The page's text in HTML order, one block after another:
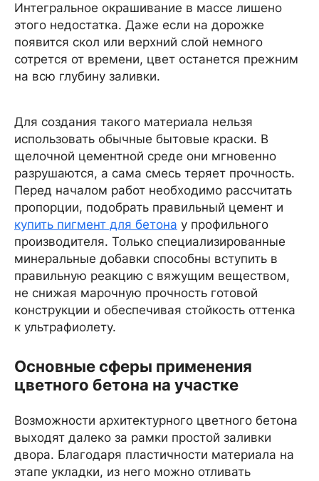
Интегральное окрашивание в массе лишено
этого недостатка. Даже если на дорожке
появится скол или верхний слой немного
сотрется от времени, цвет останется прежним
на всю глубину заливки.
Для создания такого материала нельзя
использовать обычные бытовые краски. В
щелочной цементной среде они мгновенно
разрушаются, а сама смесь теряет прочность.
Перед началом работ необходимо рассчитать
пропорции, подобрать правильный цемент и
купить пигмент для бетона у профильного
производителя. Только специализированные
минеральные добавки способны вступить в
правильную реакцию с вяжущим веществом,
не снижая марочную прочность готовой
конструкции и обеспечивая стойкость оттенка
к ультрафиолету.
Основные сферы применения
цветного бетона на участке
Возможности архитектурного цветного бетона
выходят далеко за рамки простой заливки
двора. Благодаря пластичности материала на
этапе укладки, из него можно отливать